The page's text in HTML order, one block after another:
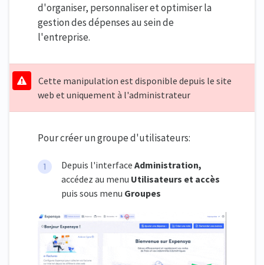
d'organiser, personnaliser et optimiser la
gestion des dépenses au sein de
l'entreprise.
Cette manipulation est disponible depuis le site
web et uniquement à l'administrateur
Pour créer un groupe d'utilisateurs:
Depuis l'interface Administration,
accédez au menu Utilisateurs et accès
puis sous menu Groupes